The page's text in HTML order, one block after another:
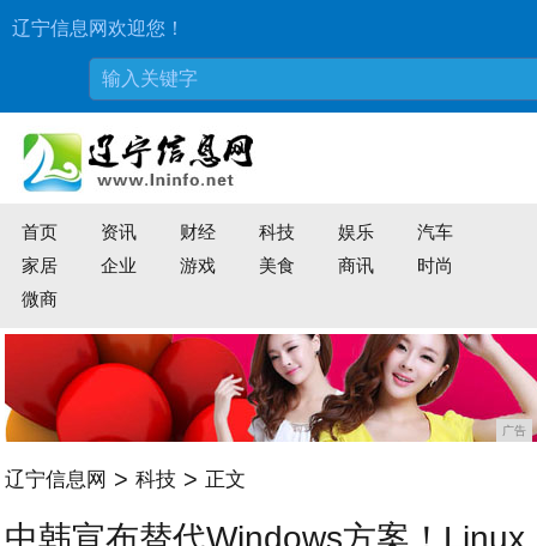
辽宁信息网欢迎您！
首页 资讯 财经 科技 娱乐
汽车
家居
企业 游戏 美食 商讯
时尚
微商
广告
辽宁信息网 > 科技 > 正文
中韩宣布替代Windows方案！Linux